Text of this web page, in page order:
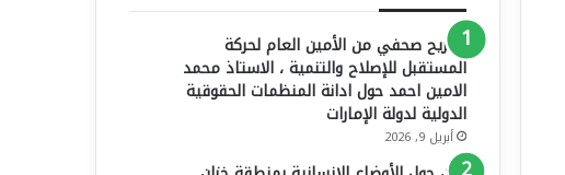
تصريح صحفي من الأمين العام لحركة
المستقبل للإصلاح والتنمية ، الاستاذ محمد
الامين احمد حول ادانة المنظمات الحقوقية
الدولية لدولة الإمارات
أبريل 9, 2026